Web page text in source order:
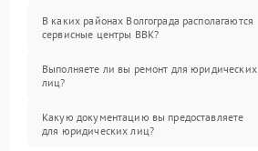
В каких районах Волгограда располагаются
сервисные центры BBK?
Выполняете ли вы ремонт для юридических
лиц?
Какую документацию вы предоставляете
для юридических лиц?